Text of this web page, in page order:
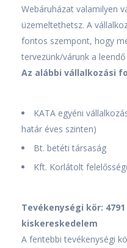
Webáruházat valamilyen
üzemeltethetsz. A
fontos szempont, hogy
tervezünk/várunk a
Az alábbi vállalkozási
KATA egyéni
határ éves szinten)
Bt. betéti társaság
Kft. Korlátolt
Tevékenységi kör:
kiskereskedelem
A fentebbi tevékenységi